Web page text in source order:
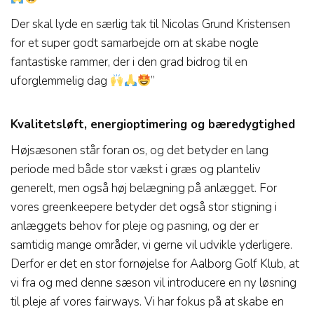
Der skal lyde en særlig tak til Nicolas Grund Kristensen
for et super godt samarbejde om at skabe nogle
fantastiske rammer, der i den grad bidrog til en
uforglemmelig dag
”
Kvalitetsløft, energioptimering og bæredygtighed
Højsæsonen står foran os, og det betyder en lang
periode med både stor vækst i græs og planteliv
generelt, men også høj belægning på anlægget. For
vores greenkeepere betyder det også stor stigning i
anlæggets behov for pleje og pasning, og der er
samtidig mange områder, vi gerne vil udvikle yderligere.
Derfor er det en stor fornøjelse for Aalborg Golf Klub, at
vi fra og med denne sæson vil introducere en ny løsning
til pleje af vores fairways. Vi har fokus på at skabe en